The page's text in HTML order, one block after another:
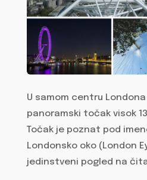
U samom centru
panoramski točak visok
Točak je poznat pod
Londonsko oko (London
jedinstveni pogled na